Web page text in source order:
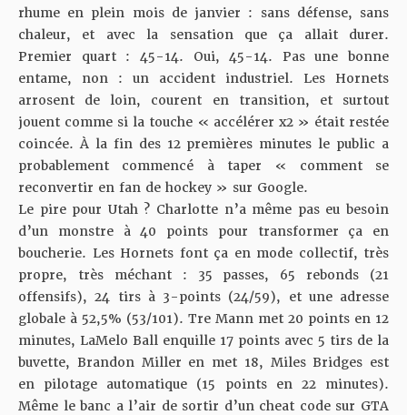
rhume en plein mois de janvier : sans défense, sans
chaleur, et avec la sensation que ça allait durer.
Premier quart : 45-14. Oui, 45-14. Pas une bonne
entame, non : un accident industriel. Les Hornets
arrosent de loin, courent en transition, et surtout
jouent comme si la touche « accélérer x2 » était restée
coincée. À la fin des 12 premières minutes le public a
probablement commencé à taper « comment se
reconvertir en fan de hockey » sur Google.
Le pire pour Utah ? Charlotte n’a même pas eu besoin
d’un monstre à 40 points pour transformer ça en
boucherie. Les Hornets font ça en mode collectif, très
propre, très méchant : 35 passes, 65 rebonds (21
offensifs), 24 tirs à 3-points (24/59), et une adresse
globale à 52,5% (53/101). Tre Mann met 20 points en 12
minutes, LaMelo Ball enquille 17 points avec 5 tirs de la
buvette, Brandon Miller en met 18, Miles Bridges est
en pilotage automatique (15 points en 22 minutes).
Même le banc a l’air de sortir d’un cheat code sur GTA